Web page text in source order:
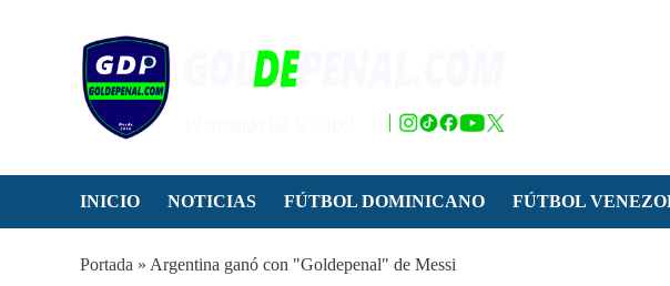
INICIO NOTICIAS FÚTBOL DOMINICANO FÚTBOL
Portada » Argentina ganó con "Goldepenal" de Messi